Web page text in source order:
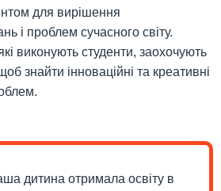
для вирішення
і проблем сучасного світу.
виконують студенти, заохочують
знайти інноваційні та креативні
дитина отримала освіту в